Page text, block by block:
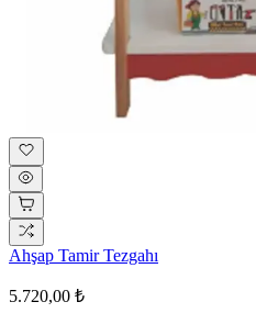
Ahşap Tamir Tezgahı
5.720,00 ₺